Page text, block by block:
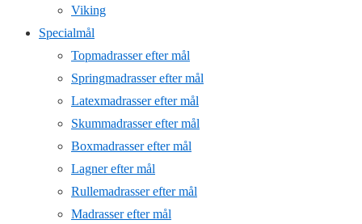
Viking
Specialmål
Topmadrasser efter mål
Springmadrasser efter mål
Latexmadrasser efter mål
Skummadrasser efter mål
Boxmadrasser efter mål
Lagner efter mål
Rullemadrasser efter mål
Madrasser efter mål